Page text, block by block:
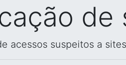
de
acessos suspeitos a